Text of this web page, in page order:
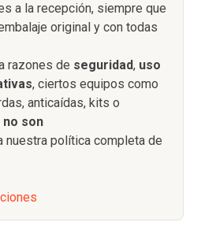
a la recepción, siempre que
original y con todas
razones de seguridad, uso
, ciertos equipos como
anticaídas, kits o
no son
nuestra política completa de